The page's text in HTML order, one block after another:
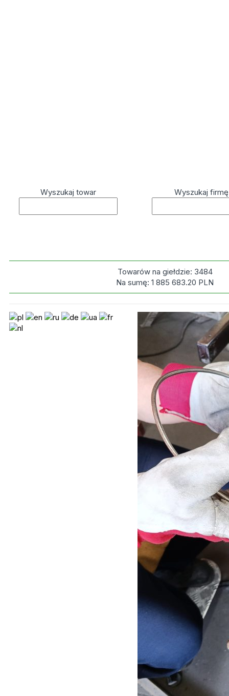
Wyszukaj towar Wyszukaj firmę
Towarów na giełdzie: 3484
Na sumę:1 885 683.20 PLN